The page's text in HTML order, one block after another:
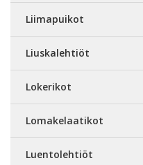
Liimapuikot
Liuskalehtiöt
Lokerikot
Lomakelaatikot
Luentolehtiöt